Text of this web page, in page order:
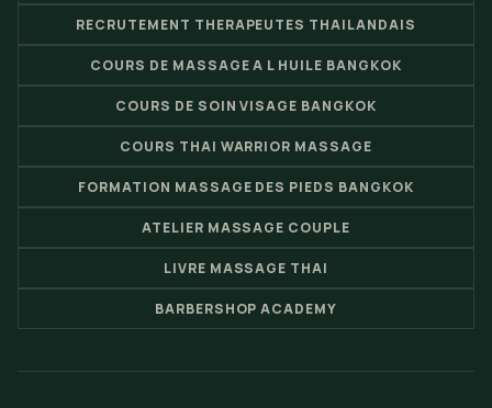
RECRUTEMENT THERAPEUTES THAILANDAIS
COURS DE MASSAGE A L HUILE BANGKOK
COURS DE SOIN VISAGE BANGKOK
COURS THAI WARRIOR MASSAGE
FORMATION MASSAGE DES PIEDS BANGKOK
ATELIER MASSAGE COUPLE
LIVRE MASSAGE THAI
BARBERSHOP ACADEMY